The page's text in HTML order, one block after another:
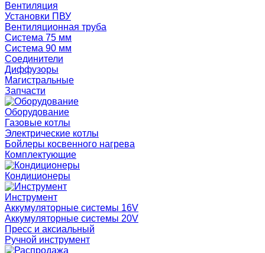
Вентиляция
Установки ПВУ
Вентиляционная труба
Система 75 мм
Система 90 мм
Соединители
Диффузоры
Магистральные
Запчасти
Оборудование
Газовые котлы
Электрические котлы
Бойлеры косвенного нагрева
Комплектующие
Кондиционеры
Инструмент
Аккумуляторные системы 16V
Аккумуляторные системы 20V
Пресс и аксиальный
Ручной инструмент